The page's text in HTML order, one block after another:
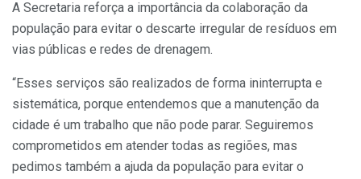
A Secretaria reforça a importância da colaboração da
população para evitar o descarte irregular de resíduos em
vias públicas e redes de drenagem.
“Esses serviços são realizados de forma ininterrupta e
sistemática, porque entendemos que a manutenção da
cidade é um trabalho que não pode parar. Seguiremos
comprometidos em atender todas as regiões, mas
pedimos também a ajuda da população para evitar o